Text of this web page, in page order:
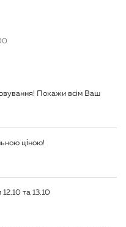
Покажи всім Ваш
ціною!
та 13.10